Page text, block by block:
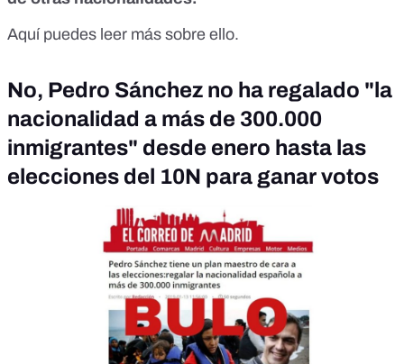
Aquí puedes leer más sobre ello.
No, Pedro Sánchez no ha regalado "la
nacionalidad a más de 300.000
inmigrantes" desde enero hasta las
elecciones del 10N para ganar votos